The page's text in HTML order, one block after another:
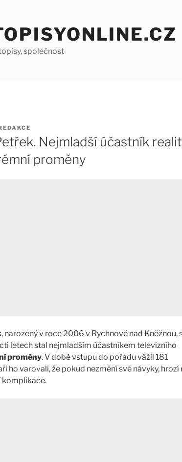
společnost
Nejmladší účastník
proměny
, narozený v roce 2006 v Rychnově nad Kněžnou,
letech stal nejmladším účastníkem televizního
proměny. V době vstupu do pořadu vážil 181
ho varovali, že pokud nezmění své návyky, hrozí
komplikace.